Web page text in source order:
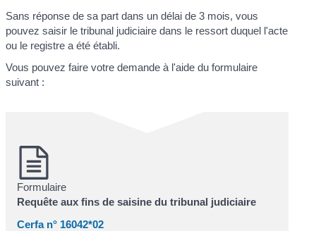
Sans réponse de sa part dans un délai de 3 mois, vous
pouvez saisir le tribunal judiciaire dans le ressort duquel l'acte
ou le registre a été établi.
Vous pouvez faire votre demande à l'aide du formulaire
suivant :
Formulaire
Requête aux fins de saisine du tribunal judiciaire
Cerfa n° 16042*02